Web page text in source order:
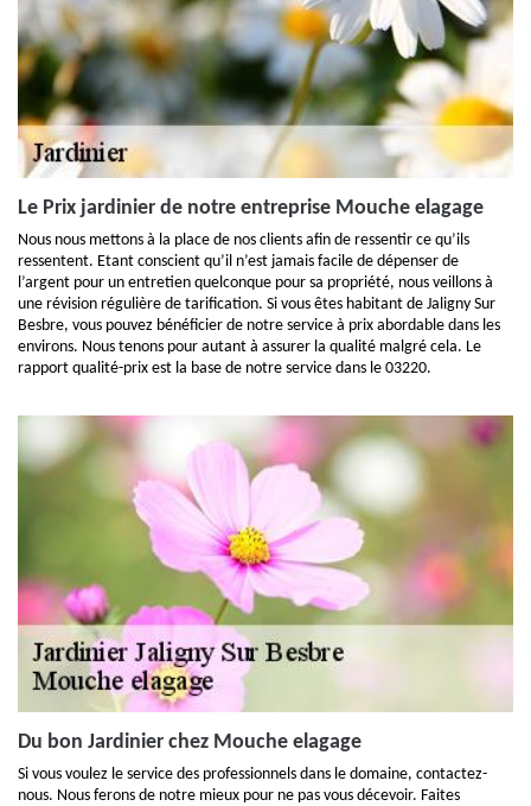
Le Prix jardinier de notre entreprise Mouche elagage
Nous nous mettons à la place de nos clients afin de ressentir ce qu’ils
ressentent. Etant conscient qu’il n’est jamais facile de dépenser de
l’argent pour un entretien quelconque pour sa propriété, nous veillons à
une révision régulière de tarification. Si vous êtes habitant de Jaligny Sur
Besbre, vous pouvez bénéficier de notre service à prix abordable dans les
environs. Nous tenons pour autant à assurer la qualité malgré cela. Le
rapport qualité-prix est la base de notre service dans le 03220.
Du bon Jardinier chez Mouche elagage
Si vous voulez le service des professionnels dans le domaine, contactez-
nous. Nous ferons de notre mieux pour ne pas vous décevoir. Faites